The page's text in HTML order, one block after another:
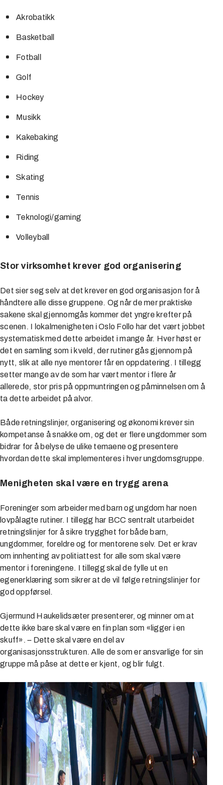
Akrobatikk
Basketball
Fotball
Golf
Hockey
Musikk
Kakebaking
Riding
Skating
Tennis
Teknologi/gaming
Volleyball
Stor virksomhet krever god organisering
Det sier seg selv at det krever en god organisasjon for å
håndtere alle disse gruppene. Og når de mer praktiske
sakene skal gjennomgås kommer det yngre krefter på
scenen. I lokalmenigheten i Oslo Follo har det vært jobbet
systematisk med dette arbeidet i mange år. Hver høst er
det en samling som i kveld, der rutiner gås gjennom på
nytt, slik at alle nye mentorer får en oppdatering. I tillegg
setter mange av de som har vært mentor i flere år
allerede, stor pris på oppmuntringen og påminnelsen om å
ta dette arbeidet på alvor.
Både retningslinjer, organisering og økonomi krever sin
kompetanse å snakke om, og det er flere ungdommer som
bidrar for å belyse de ulike temaene og presentere
hvordan dette skal implementeres i hver ungdomsgruppe.
Menigheten skal være en trygg arena
Foreninger som arbeider med barn og ungdom har noen
lovpålagte rutiner. I tillegg har BCC sentralt utarbeidet
retningslinjer for å sikre trygghet for både barn,
ungdommer, foreldre og for mentorene selv. Det er krav
om innhenting av politiattest for alle som skal være
mentor i foreningene. I tillegg skal de fylle ut en
egenerklæring som sikrer at de vil følge retningslinjer for
god oppførsel.
Gjermund Haukelidsæter presenterer, og minner om at
dette ikke bare skal være en fin plan som «ligger i en
skuff». – Dette skal være en del av
organisasjonsstrukturen. Alle de som er ansvarlige for sin
gruppe må påse at dette er kjent, og blir fulgt.